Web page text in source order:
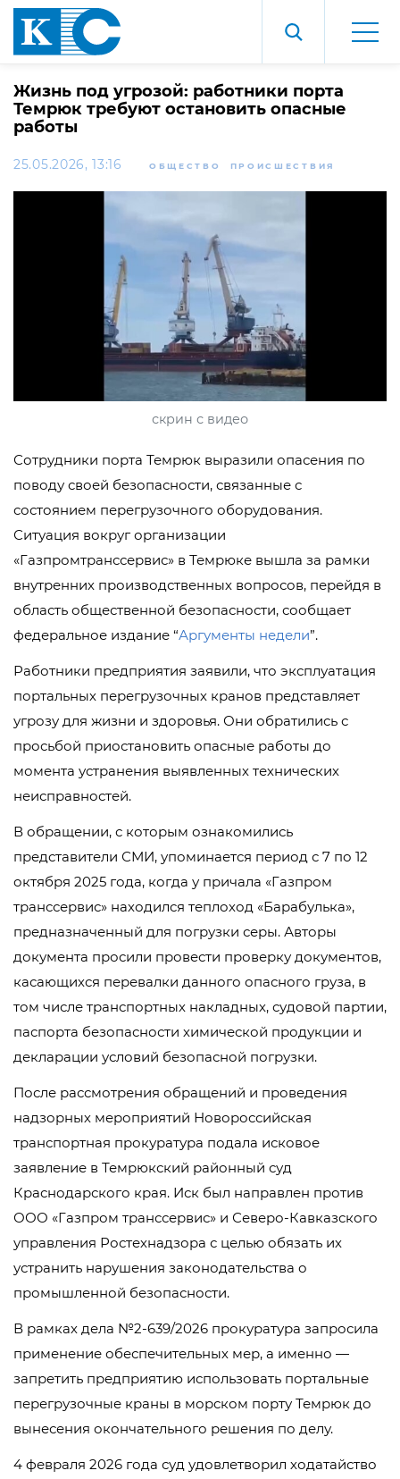
Жизнь под угрозой: работники порта
Темрюк требуют остановить опасные
работы
25.05.2026, 13:16 ОБЩЕСТВО ПРОИСШЕСТВИЯ
скрин с видео
Сотрудники порта Темрюк выразили опасения по
поводу своей безопасности, связанные с
состоянием перегрузочного оборудования.
Ситуация вокруг организации
«Газпромтранссервис» в Темрюке вышла за рамки
внутренних производственных вопросов, перейдя в
область общественной безопасности, сообщает
федеральное издание “Аргументы недели”.
Работники предприятия заявили, что эксплуатация
портальных перегрузочных кранов представляет
угрозу для жизни и здоровья. Они обратились с
просьбой приостановить опасные работы до
момента устранения выявленных технических
неисправностей.
В обращении, с которым ознакомились
представители СМИ, упоминается период с 7 по 12
октября 2025 года, когда у причала «Газпром
транссервис» находился теплоход «Барабулька»,
предназначенный для погрузки серы. Авторы
документа просили провести проверку документов,
касающихся перевалки данного опасного груза, в
том числе транспортных накладных, судовой партии,
паспорта безопасности химической продукции и
декларации условий безопасной погрузки.
После рассмотрения обращений и проведения
надзорных мероприятий Новороссийская
транспортная прокуратура подала исковое
заявление в Темрюкский районный суд
Краснодарского края. Иск был направлен против
ООО «Газпром транссервис» и Северо-Кавказского
управления Ростехнадзора с целью обязать их
устранить нарушения законодательства о
промышленной безопасности.
В рамках дела №2-639/2026 прокуратура запросила
применение обеспечительных мер, а именно —
запретить предприятию использовать портальные
перегрузочные краны в морском порту Темрюк до
вынесения окончательного решения по делу.
4 февраля 2026 года суд удовлетворил ходатайство